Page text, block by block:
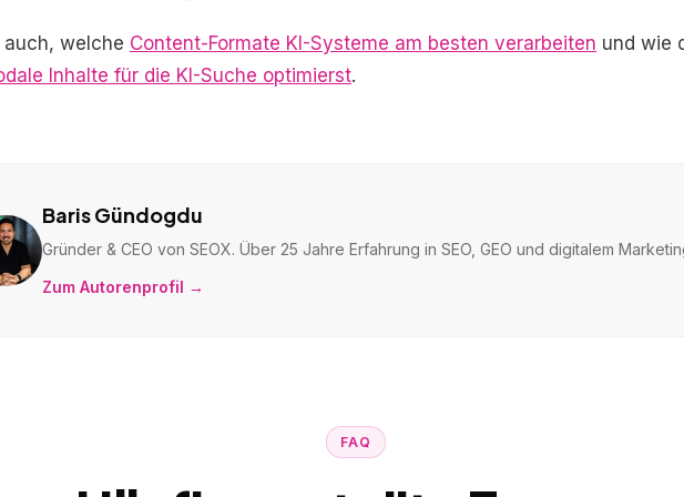
auch, welche Content-Formate KI-Systeme am besten verarbeiten und wie
Inhalte für die KI-Suche optimierst.
Baris Gündogdu
Gründer & CEO von SEOX. Über 25 Jahre Erfahrung in SEO, GEO und digitalem
Zum Autorenprofil →
FAQ